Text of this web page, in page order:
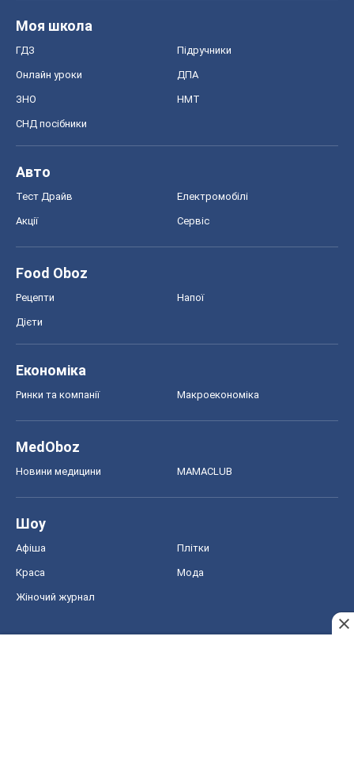
Моя школа
ГДЗ Підручники
Онлайн уроки ДПА
ЗНО НМТ
СНД посібники
Авто
Тест Драйв Електромобілі
Акції Сервіс
Food Oboz
Рецепти Напої
Дієти
Економіка
Ринки та компанії Макроекономіка
MedOboz
Новини медицини MAMACLUB
Шоу
Афіша Плітки
Краса Мода
Жіночий журнал